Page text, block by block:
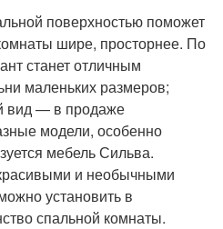
поверхностью поможет
шире, просторнее. По
станет отличным
маленьких размеров;
вид — в продаже
модели, особенно
мебель Сильва.
и необычными
установить в
спальной комнаты.